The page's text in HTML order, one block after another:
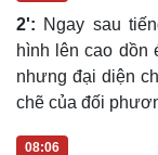
Tư vấn
check-in
2': Ngay sau
hình lên cao dồn
nhưng đại diện
chẽ của đối
08:06